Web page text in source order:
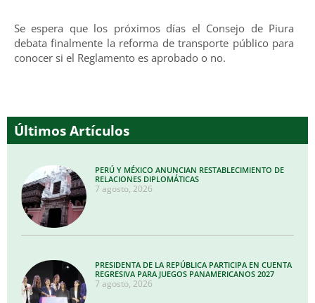
Se espera que los próximos días el Consejo de Piura
debata finalmente la reforma de transporte público para
conocer si el Reglamento es aprobado o no.
Últimos Artículos
PERÚ Y MÉXICO ANUNCIAN RESTABLECIMIENTO DE
RELACIONES DIPLOMÁTICAS
7 agosto, 2026
PRESIDENTA DE LA REPÚBLICA PARTICIPA EN CUENTA
REGRESIVA PARA JUEGOS PANAMERICANOS 2027
7 agosto, 2026